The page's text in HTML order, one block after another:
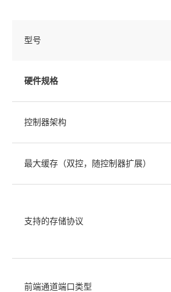
型号
硬件规格
控制器架构
最大缓存（双控，随控制器扩展）
支持的存储协议
前端通道端口类型